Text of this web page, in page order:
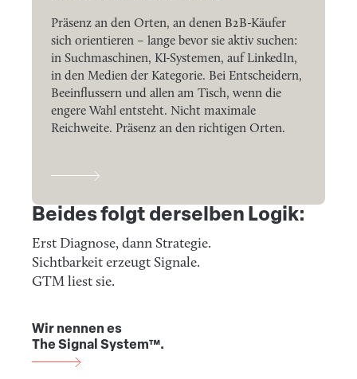
Präsenz an den Orten, an denen B2B-Käufer
sich orientieren – lange bevor sie aktiv suchen:
in Suchmaschinen, KI-Systemen, auf LinkedIn,
in den Medien der Kategorie. Bei Entscheidern,
Beeinflussern und allen am Tisch, wenn die
engere Wahl entsteht. Nicht maximale
Reichweite. Präsenz an den richtigen Orten.
Beides folgt derselben Logik:
Erst Diagnose, dann Strategie.
Sichtbarkeit erzeugt Signale.
GTM liest sie.
Wir nennen es
The Signal System™.